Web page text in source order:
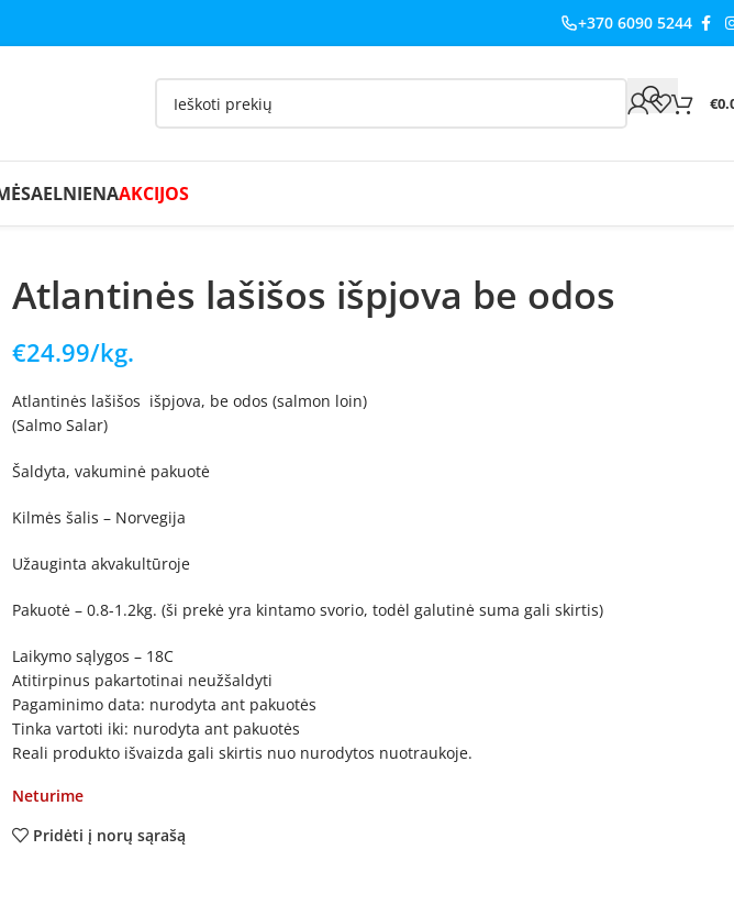
+370 6090 5244
€
ELNIENAAKCIJOS
Atlantinės lašišos išpjova be odos
€24.99/kg.
Atlantinės lašišos išpjova, be odos (salmon loin)
(Salmo Salar)
Šaldyta, vakuminė pakuotė
Kilmės šalis – Norvegija
Užauginta akvakultūroje
Pakuotė – 0.8-1.2kg. (ši prekė yra kintamo svorio, todėl galutinė suma gali skirtis)
Laikymo sąlygos – 18C
Atitirpinus pakartotinai neužšaldyti
Pagaminimo data: nurodyta ant pakuotės
Tinka vartoti iki: nurodyta ant pakuotės
Reali produkto išvaizda gali skirtis nuo nurodytos nuotraukoje.
Neturime
Pridėti į norų sąrašą